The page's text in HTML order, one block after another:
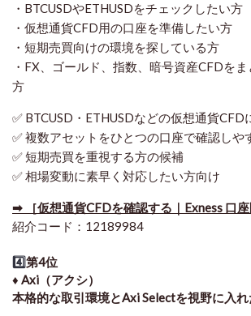
・BTCUSDやETHUSDをチェックしたい方
・仮想通貨CFD用の口座を準備したい方
・短期売買向けの環境を探している方
・FX、ゴールド、指数、暗号資産CFDを
方
✅ BTCUSD・ETHUSDなどの仮想通貨CFD
✅ 複数アセットをひとつの口座で確認しや
✅ 短期売買を重視する方の候補
✅ 相場変動に素早く対応したい方向け
➡ ［仮想通貨CFDを確認する｜Exness 口座
紹介コード：12189984
4️⃣第4位
♦️ Axi（アクシ）
本格的な取引環境とAxi Selectを視野に入